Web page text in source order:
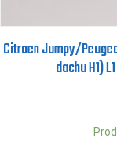
Citroen Jumpy/
dachu H1)